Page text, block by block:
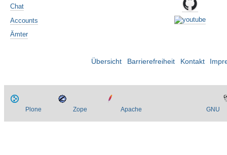
Chat
Accounts
Ämter
Übersicht Barrierefreiheit Kontakt
Plone Zope Apache GNU